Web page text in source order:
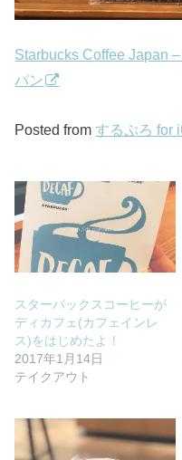
Starbucks Coffee Japan
パン
Posted fromするぷろ for
スターバックスコーヒーが
ディカフェ(カフェインレ
ス)をはじめたよ！
2017年1月14日
テイクアウト